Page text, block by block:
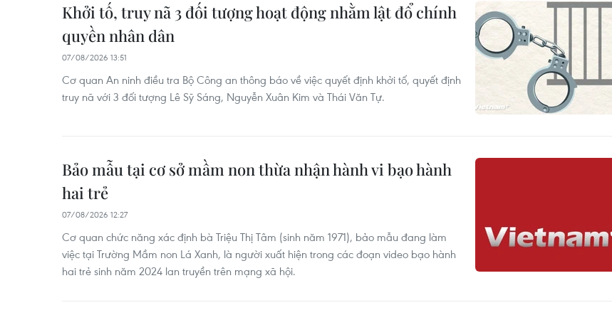
Khởi tố, truy nã 3 đối tượng hoạt động nhằm lật đổ chính
quyền nhân dân
07/08/2026 13:51
Cơ quan An ninh điều tra Bộ Công an thông báo về việc quyết định khởi tố, quyết định
truy nã với 3 đối tượng Lê Sỹ Sáng, Nguyễn Xuân Kim và Thái Văn Tự.
Bảo mẫu tại cơ sở mầm non thừa nhận hành vi bạo hành
hai trẻ
07/08/2026 12:27
Cơ quan chức năng xác định bà Triệu Thị Tâm (sinh năm 1971), bảo mẫu đang làm
việc tại Trường Mầm non Lá Xanh, là người xuất hiện trong các đoạn video bạo hành
hai trẻ sinh năm 2024 lan truyền trên mạng xã hội.